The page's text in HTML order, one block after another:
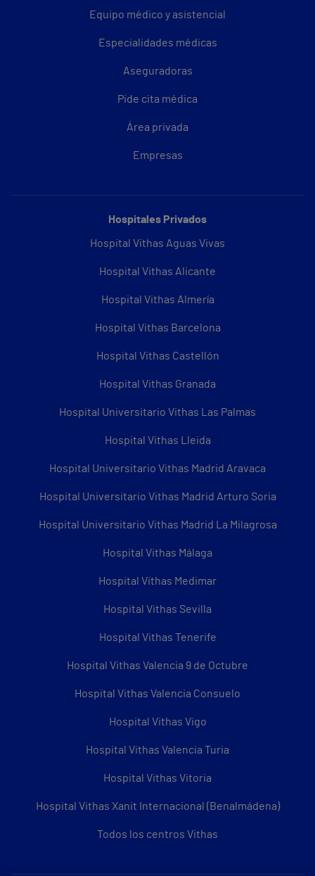
Equipo médico y asistencial
Especialidades médicas
Aseguradoras
Pide cita médica
Área privada
Empresas
Hospitales Privados
Hospital Vithas Aguas Vivas
Hospital Vithas Alicante
Hospital Vithas Almería
Hospital Vithas Barcelona
Hospital Vithas Castellón
Hospital Vithas Granada
Hospital Universitario Vithas Las Palmas
Hospital Vithas Lleida
Hospital Universitario Vithas Madrid Aravaca
Hospital Universitario Vithas Madrid Arturo Soria
Hospital Universitario Vithas Madrid La Milagrosa
Hospital Vithas Málaga
Hospital Vithas Medimar
Hospital Vithas Sevilla
Hospital Vithas Tenerife
Hospital Vithas Valencia 9 de Octubre
Hospital Vithas Valencia Consuelo
Hospital Vithas Vigo
Hospital Vithas Valencia Turia
Hospital Vithas Vitoria
Hospital Vithas Xanit Internacional (Benalmádena)
Todos los centros Vithas